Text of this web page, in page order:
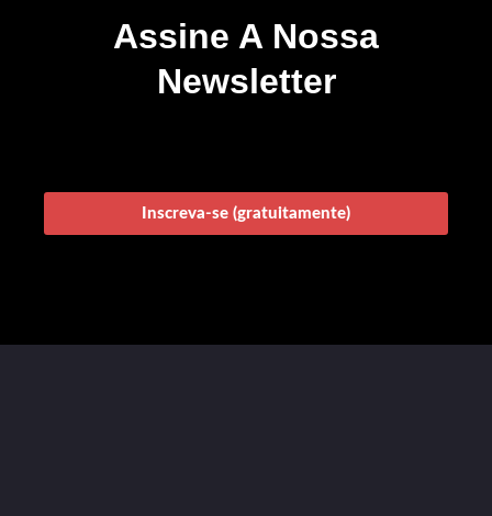
Assine A Nossa
Newsletter
Inscreva-se (gratuitamente)